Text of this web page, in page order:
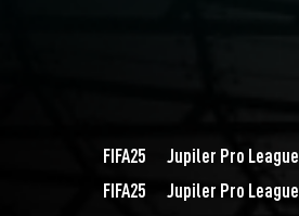
FIFA25 Jupiler Pro League
FIFA25
Jupiler Pro League